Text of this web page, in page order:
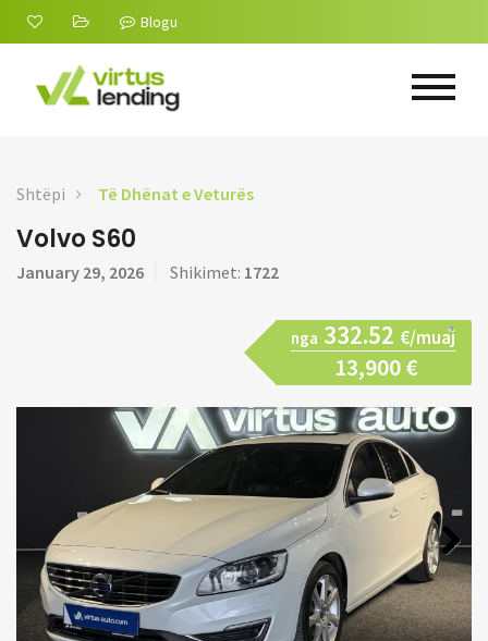
Blogu
Shtëpi Të Dhënat e Veturës
Volvo S60
January 29, 2026 Shikimet: 1722
nga 332.52 €/muaj
13,900 €
Next